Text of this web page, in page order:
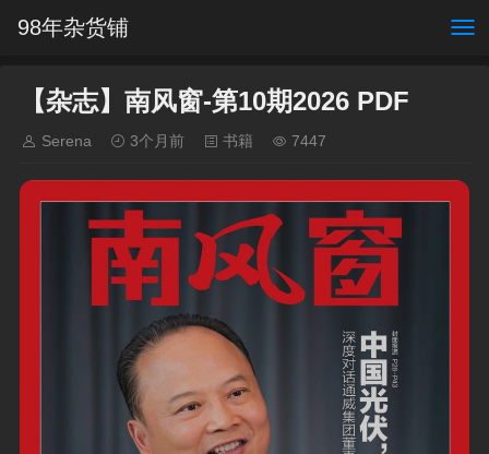
98年杂货铺
【杂志】南风窗-第10期2026 PDF
Serena 3个月前 书籍 7447